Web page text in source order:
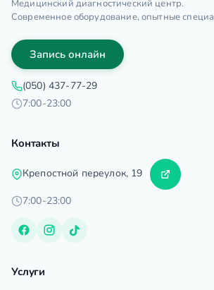
Медицинский диагностический центр.
Современное оборудование, опытные
Запись онлайн
(050) 437-77-29
7:00-23:00
Контакты
Крепостной переулок, 19
7:00-23:00
Услуги